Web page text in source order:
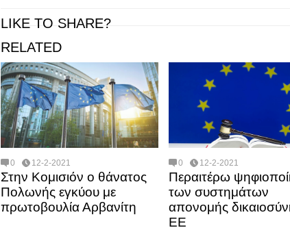
LIKE TO SHARE?
RELATED
0 12-2-2021
Στην Κομισιόν ο θάνατος
Πολωνής εγκύου με
πρωτοβουλία Αρβανίτη
0 12-2-2021
Περαιτέρω
των συστημάτων
απονομής
ΕΕ